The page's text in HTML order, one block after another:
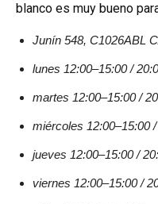
blanco es muy bueno
Junín 548, C1026ABL
lunes 12:00–15:00 /
martes 12:00–15:00 /
miércoles 12:00–15:00
jueves 12:00–15:00 /
viernes 12:00–15:00 /